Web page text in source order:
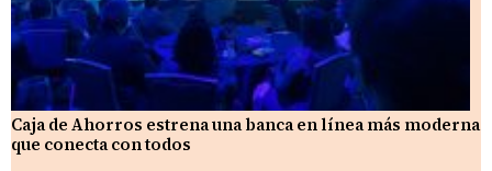
Caja de Ahorros estrena una banca en línea más moderna
que conecta con todos